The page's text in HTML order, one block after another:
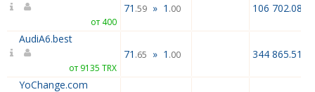
от 400
71 .59 » 1 .00 106 702.08
AudiA6.best
от 9135 TRX
71 .65 » 1 .00 344 865.51
YoChange.com